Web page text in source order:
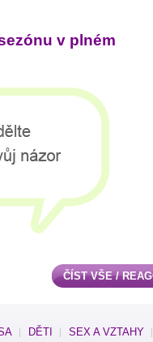
v plném
ČÍST VŠE /
DĚTI SEX A VZTAHY